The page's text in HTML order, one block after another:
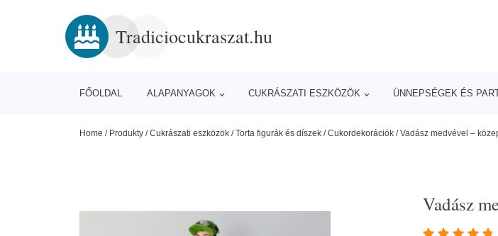
Tradiciocukraszat.hu
FŐOLDAL ALAPANYAGOK CUKRÁSZATI ESZKÖZÖK ÜNNEPSÉGEK ÉS
Home / Produkty /Cukrászati eszközök /Torta figurák és díszek /Cukordekorációk /Vadász medvével –
Vadász